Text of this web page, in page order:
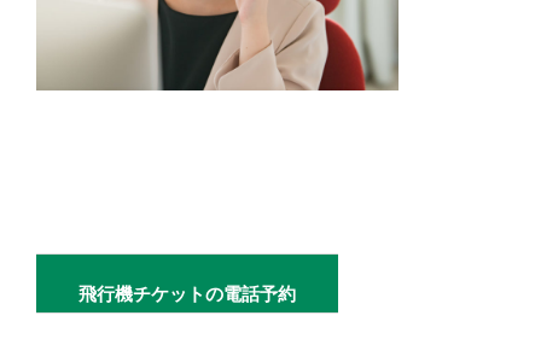
飛行機チケットの電話予約